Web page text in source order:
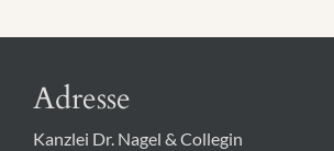
Adresse
Kanzlei Dr. Nagel & Collegin